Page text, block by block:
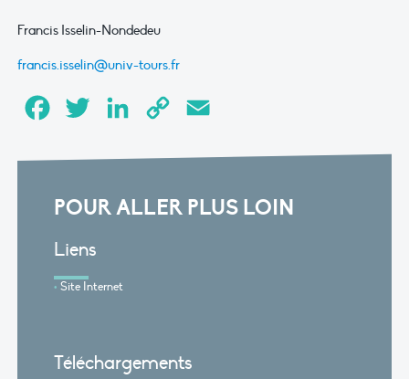
Francis Isselin-Nondedeu
francis.isselin@univ-tours.fr
FacebookTwitter LinkedInCopy
POUR ALLER PLUS LOIN
Liens
Site Internet
Téléchargements